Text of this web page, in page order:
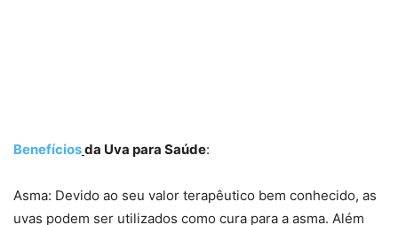
Benefíciosda Uva para Saúde:
Asma: Devido ao seu valor terapêutico bem conhecido, as
uvas podem ser utilizados como cura para a asma. Além